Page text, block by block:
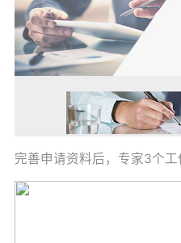
完善申请资料后，专家3个